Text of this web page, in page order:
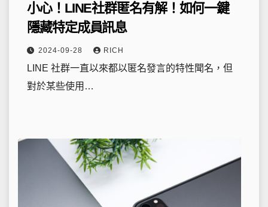
小心！LINE社群匿名有解！如何一鍵
隱藏特定成員訊息
2024-09-28 RICH
LINE 社群一直以來都以匿名發言的特性聞名，但
對於某些使用…